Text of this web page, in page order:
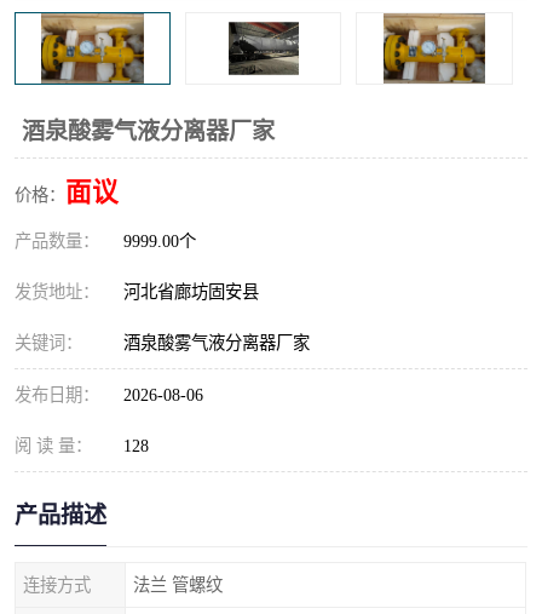
酒泉酸雾气液分离器厂家
价格： 面议
产品数量： 9999.00个
发货地址： 河北省廊坊固安县
关键词： 酒泉酸雾气液分离器厂家
发布日期： 2026-08-06
阅 读 量： 128
产品描述
连接方式 法兰 管螺纹